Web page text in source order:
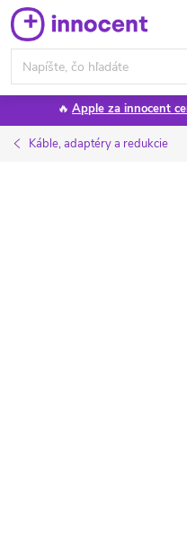
Prejsť
na
obsah
🔥 Apple za innocent
Káble, adaptéry a redukcie